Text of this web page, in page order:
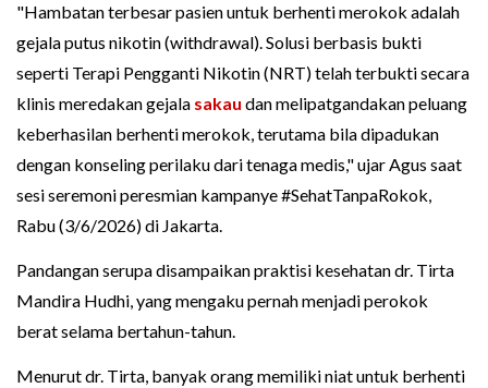
"Hambatan terbesar pasien untuk berhenti merokok adalah
gejala putus nikotin (withdrawal). Solusi berbasis bukti
seperti Terapi Pengganti Nikotin (NRT) telah terbukti secara
klinis meredakan gejala sakau dan melipatgandakan peluang
keberhasilan berhenti merokok, terutama bila dipadukan
dengan konseling perilaku dari tenaga medis," ujar Agus saat
sesi seremoni peresmian kampanye #SehatTanpaRokok,
Rabu (3/6/2026) di Jakarta.
Pandangan serupa disampaikan praktisi kesehatan dr. Tirta
Mandira Hudhi, yang mengaku pernah menjadi perokok
berat selama bertahun-tahun.
Menurut dr. Tirta, banyak orang memiliki niat untuk berhenti